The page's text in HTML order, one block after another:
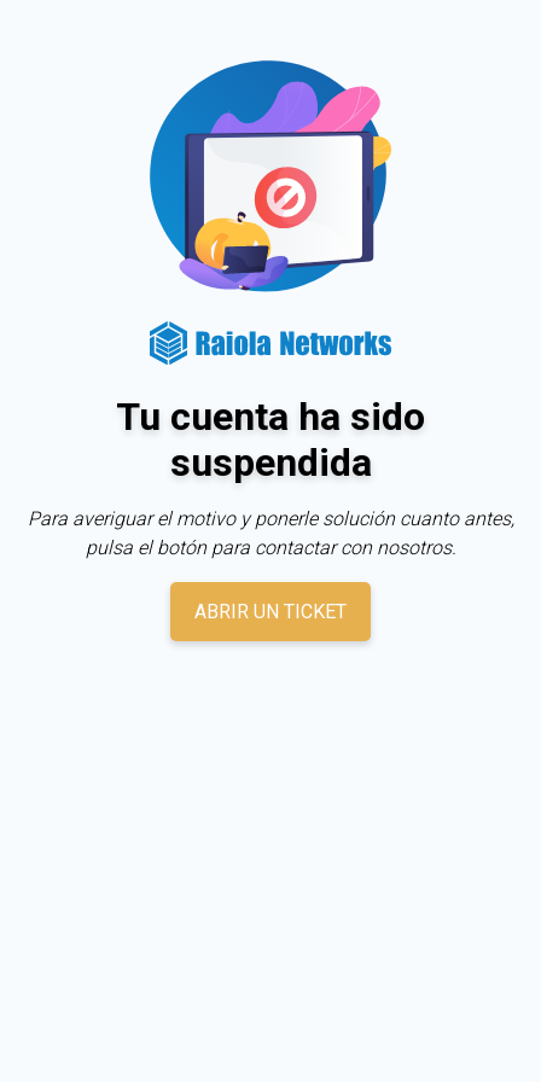
Tu cuenta ha sido
suspendida
Para averiguar el motivo y ponerle solución cuanto antes,
pulsa el botón para contactar con nosotros.
ABRIR UN TICKET